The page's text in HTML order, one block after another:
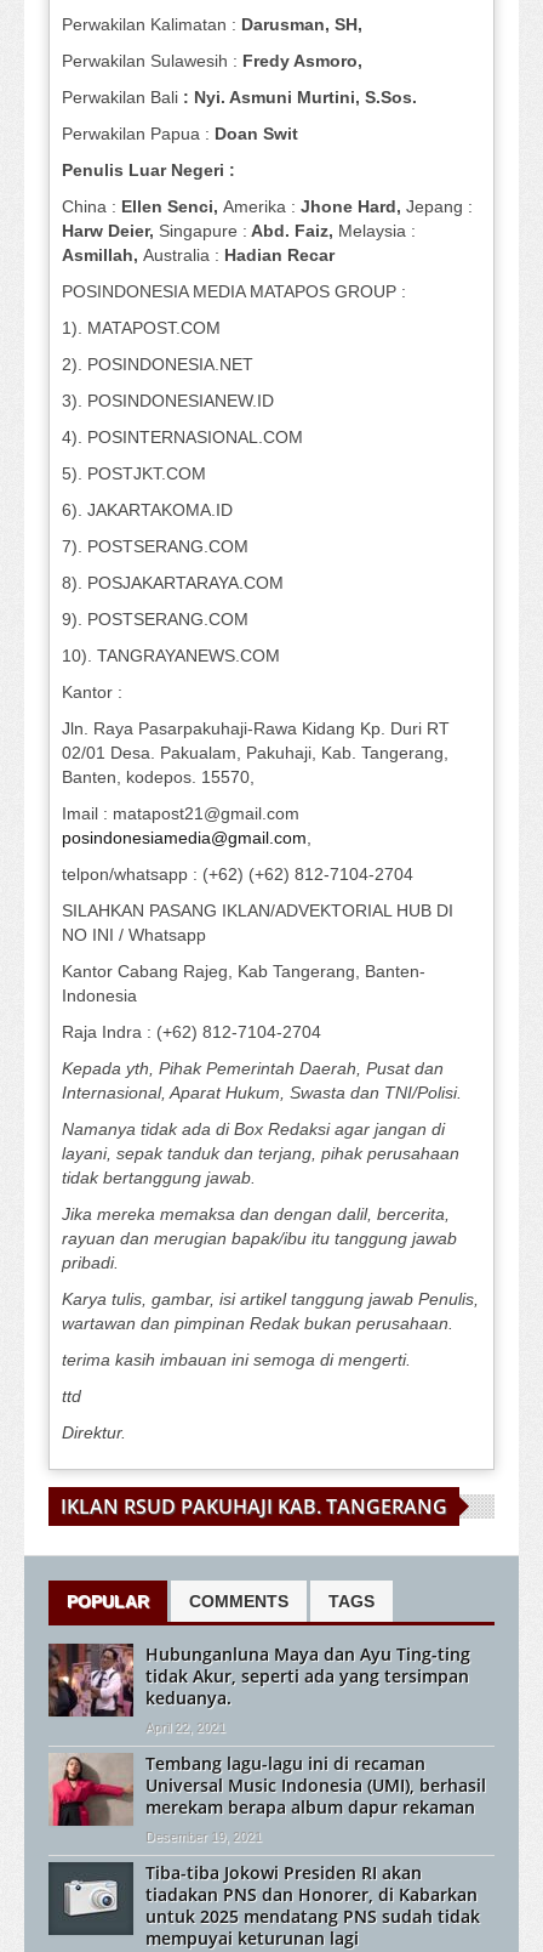
Perwakilan Kalimatan : Darusman, SH,
Perwakilan Sulawesih : Fredy Asmoro,
Perwakilan Bali : Nyi. Asmuni Murtini, S.Sos.
Perwakilan Papua : Doan Swit
Penulis Luar Negeri :
China : Ellen Senci, Amerika : Jhone Hard, Jepang :
Harw Deier, Singapure : Abd. Faiz, Melaysia :
Asmillah, Australia : Hadian Recar
POSINDONESIA MEDIA MATAPOS GROUP :
1). MATAPOST.COM
2). POSINDONESIA.NET
3). POSINDONESIANEW.ID
4). POSINTERNASIONAL.COM
5). POSTJKT.COM
6). JAKARTAKOMA.ID
7). POSTSERANG.COM
8). POSJAKARTARAYA.COM
9). POSTSERANG.COM
10). TANGRAYANEWS.COM
Kantor :
Jln. Raya Pasarpakuhaji-Rawa Kidang Kp. Duri RT
02/01 Desa. Pakualam, Pakuhaji, Kab. Tangerang,
Banten, kodepos. 15570,
Imail : matapost21@gmail.com
posindonesiamedia@gmail.com,
telpon/whatsapp : (+62) (+62) 812-7104-2704
SILAHKAN PASANG IKLAN/ADVEKTORIAL HUB DI
NO INI / Whatsapp
Kantor Cabang Rajeg, Kab Tangerang, Banten-
Indonesia
Raja Indra : (+62) 812-7104-2704
Kepada yth, Pihak Pemerintah Daerah, Pusat dan
Internasional, Aparat Hukum, Swasta dan TNI/Polisi.
Namanya tidak ada di Box Redaksi agar jangan di
layani, sepak tanduk dan terjang, pihak perusahaan
tidak bertanggung jawab.
Jika mereka memaksa dan dengan dalil, bercerita,
rayuan dan merugian bapak/ibu itu tanggung jawab
pribadi.
Karya tulis, gambar, isi artikel tanggung jawab Penulis,
wartawan dan pimpinan Redak bukan perusahaan.
terima kasih imbauan ini semoga di mengerti.
ttd
Direktur.
IKLAN RSUD PAKUHAJI KAB. TANGERANG
POPULAR COMMENTS TAGS
Hubunganluna Maya dan Ayu Ting-ting
tidak Akur, seperti ada yang tersimpan
keduanya.
April 22, 2021
Tembang lagu-lagu ini di recaman
Universal Music Indonesia (UMI), berhasil
merekam berapa album dapur rekaman
Desember 19, 2021
Tiba-tiba Jokowi Presiden RI akan
tiadakan PNS dan Honorer, di Kabarkan
untuk 2025 mendatang PNS sudah tidak
mempuyai keturunan lagi